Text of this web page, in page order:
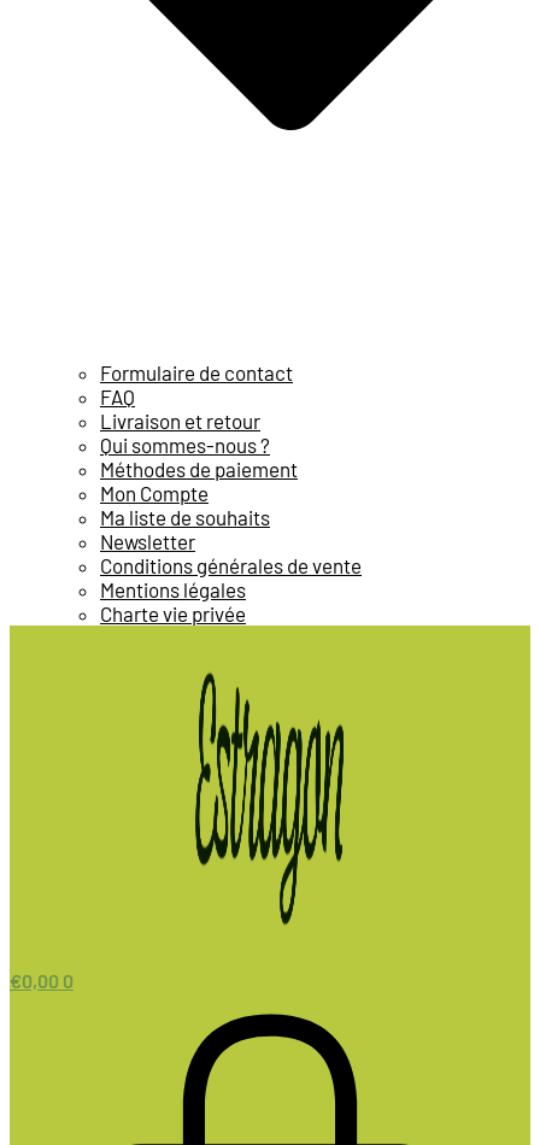
Formulaire de contact
FAQ
Livraison et retour
Qui sommes-nous ?
Méthodes de paiement
Mon Compte
Ma liste de souhaits
Newsletter
Conditions générales de vente
Mentions légales
Charte vie privée
€0,00 0